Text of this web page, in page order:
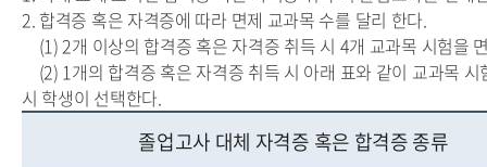
2. 합격증 혹은 자격증에 따라 면제 교과목 수를 달리 한다.
(1) 2개 이상의 합격증 혹은 자격증 취득 시 4개 교과목 시험을
(2) 1개의 합격증 혹은 자격증 취득 시 아래 표와 같이 교과목
시 학생이 선택한다.
졸업고사 대체 자격증 혹은 합격증 종류